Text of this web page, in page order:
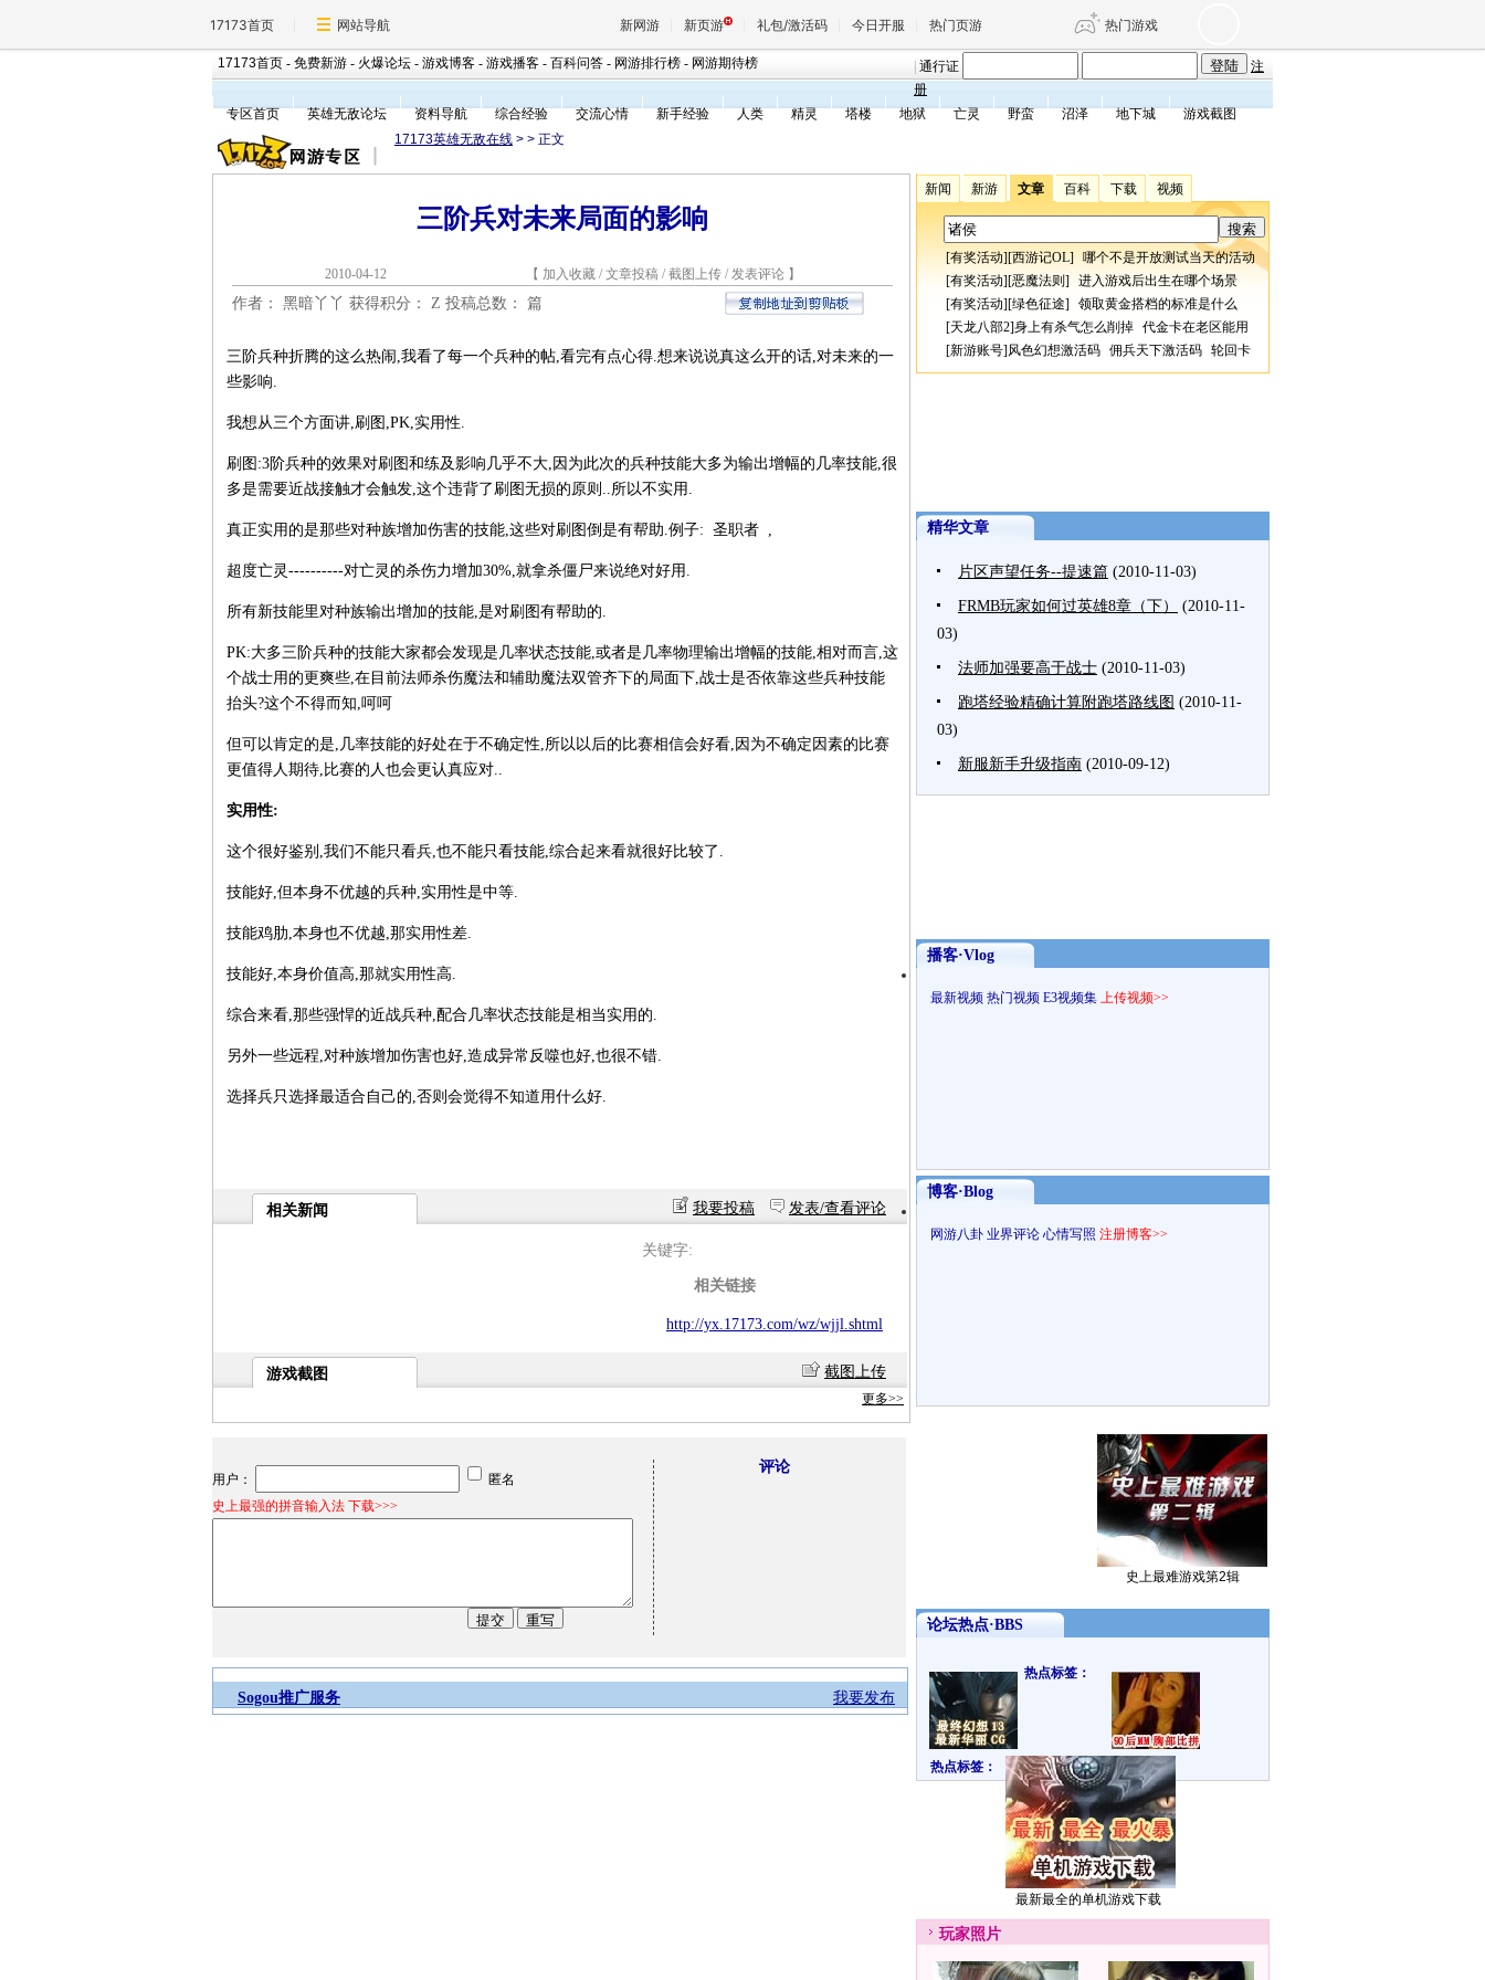
17173首页 网站导航 新网游 新页游 礼包/激活码 今日开服 热门页游 热门游戏
天堂 剑网3旗舰版 新天龙八部
王权与自由 诛仙世界 仙剑世界
17173首页 - 免费新游 - 火爆论坛 - 游戏博客 - 游戏播客 - 百科问答 - 网游排行榜 - 网游期待榜 通行证
注
册
专区首页
英雄无敌论坛 资料导航 综合经验 交流心情 新手经验 人类 精灵 塔楼 地狱 亡灵 野蛮 沼泽 地下城
游戏截图
17173英雄无敌在线 > > 正文
三阶兵对未来局面的影响
2010-04-12 【 加入收藏/ 文章投稿 / 截图上传/ 发表评论】
作者： 黑暗丫丫 获得积分： Z 投稿总数： 篇
三阶兵种折腾的这么热闹,我看了每一个兵种的帖,看完有点心得.想来说说真这么开的话,对未来的一
些影响.
我想从三个方面讲,刷图,PK,实用性.
刷图:3阶兵种的效果对刷图和练及影响几乎不大,因为此次的兵种技能大多为输出增幅的几率技能,很
多是需要近战接触才会触发,这个违背了刷图无损的原则..所以不实用.
真正实用的是那些对种族增加伤害的技能,这些对刷图倒是有帮助.例子: 圣职者 ,
超度亡灵----------对亡灵的杀伤力增加30%,就拿杀僵尸来说绝对好用.
所有新技能里对种族输出增加的技能,是对刷图有帮助的.
PK:大多三阶兵种的技能大家都会发现是几率状态技能,或者是几率物理输出增幅的技能,相对而言,这
个战士用的更爽些,在目前法师杀伤魔法和辅助魔法双管齐下的局面下,战士是否依靠这些兵种技能
抬头?这个不得而知,呵呵
但可以肯定的是,几率技能的好处在于不确定性,所以以后的比赛相信会好看,因为不确定因素的比赛
更值得人期待,比赛的人也会更认真应对..
实用性:
这个很好鉴别,我们不能只看兵,也不能只看技能,综合起来看就很好比较了.
技能好,但本身不优越的兵种,实用性是中等.
技能鸡肋,本身也不优越,那实用性差.
技能好,本身价值高,那就实用性高.
综合来看,那些强悍的近战兵种,配合几率状态技能是相当实用的.
另外一些远程,对种族增加伤害也好,造成异常反噬也好,也很不错.
选择兵只选择最适合自己的,否则会觉得不知道用什么好.
相关新闻 我要投稿 发表/查看评论
关键字:
相关链接
http://yx.17173.com/wz/wjjl.shtml
游戏截图 截图上传
更多>>
用户：
匿名
史上最强的拼音输入法 下载>>>
评论
我要发布
Sogou推广服务
新闻 新游 文章 百科 下载 视频
[有奖活动][西游记OL] 哪个不是开放测试当天的活动
[有奖活动][恶魔法则 ] 进入游戏后出生在哪个场景
[有奖活动][绿色征途] 领取黄金搭档的标准是什么
[天龙八部2]身上有杀气怎么削掉 代金卡在老区能用
[新游账号]风色幻想激活码 佣兵天下激活码 轮回卡
精华文章
片区声望任务--提速篇 (2010-11-03)
FRMB玩家如何过英雄8章（下）
(2010-11-
03)
法师加强要高于战士 (2010-11-03)
跑塔经验精确计算附跑塔路线图 (2010-11-
03)
新服新手升级指南 (2010-09-12)
播客·Vlog
热点标签：
最新视频 热门视频 E3视频集 上传视频>>
博客·Blog
热点标签：
网游八卦 业界评论 心情写照 注册博客>>
最新最全的单机游戏下载
史上最难游戏第2辑
论坛热点·BBS
玩家照片